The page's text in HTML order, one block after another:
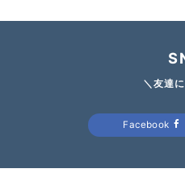
＼友達
Facebook